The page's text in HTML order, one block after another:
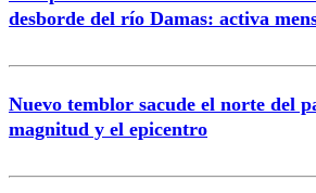
desborde del río Damas: activa
Nuevo temblor sacude el norte del
magnitud y el epicentro